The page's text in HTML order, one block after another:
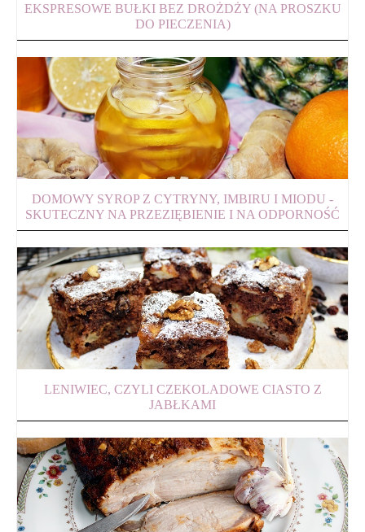
EKSPRESOWE BUŁKI BEZ DROŻDŻY (NA PROSZKU
DO PIECZENIA)
DOMOWY SYROP Z CYTRYNY, IMBIRU I MIODU -
SKUTECZNY NA PRZEZIĘBIENIE I NA ODPORNOŚĆ
LENIWIEC, CZYLI CZEKOLADOWE CIASTO Z
JABŁKAMI